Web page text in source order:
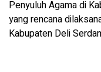
Penyuluh Agama di
yang rencana
Kabupaten Deli